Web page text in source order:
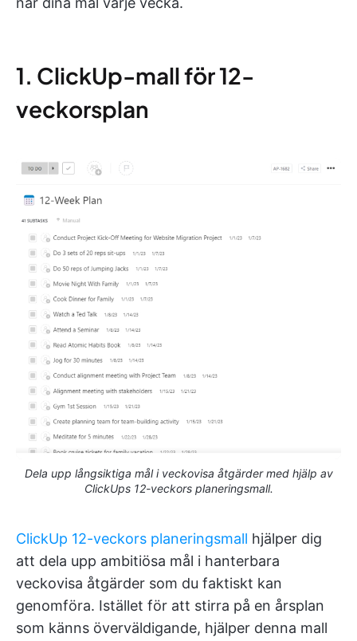
1. ClickUp-mall för 12-
veckorsplan
Dela upp långsiktiga mål i veckovisa åtgärder med hjälp av
ClickUps 12-veckors planeringsmall.
ClickUp 12-veckors planeringsmall hjälper dig
att dela upp ambitiösa mål i hanterbara
veckovisa åtgärder som du faktiskt kan
genomföra. Istället för att stirra på en årsplan
som känns överväldigande, hjälper denna mall